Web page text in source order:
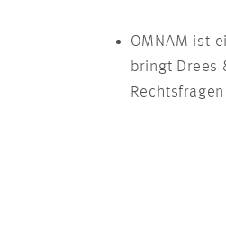
OMNAM ist
bringt Drees